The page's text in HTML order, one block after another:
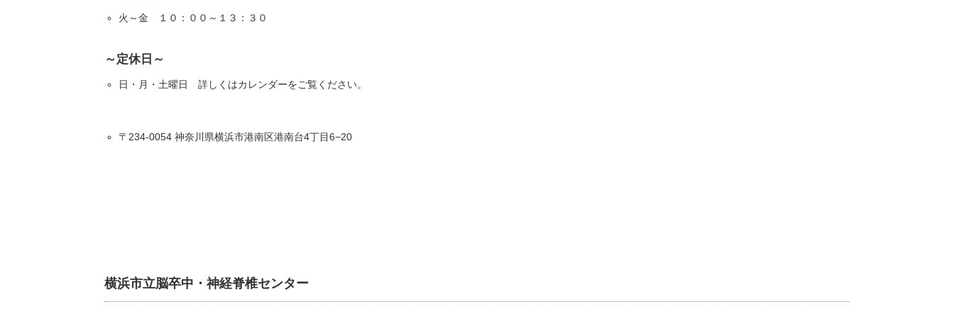
火～金 １０：００～１３：３０
～定休日～
日・月・土曜日 詳しくはカレンダーをご覧ください。
〒234-0054 神奈川県横浜市港南区港南台4丁目6−20
横浜市立脳卒中・神経脊椎センター